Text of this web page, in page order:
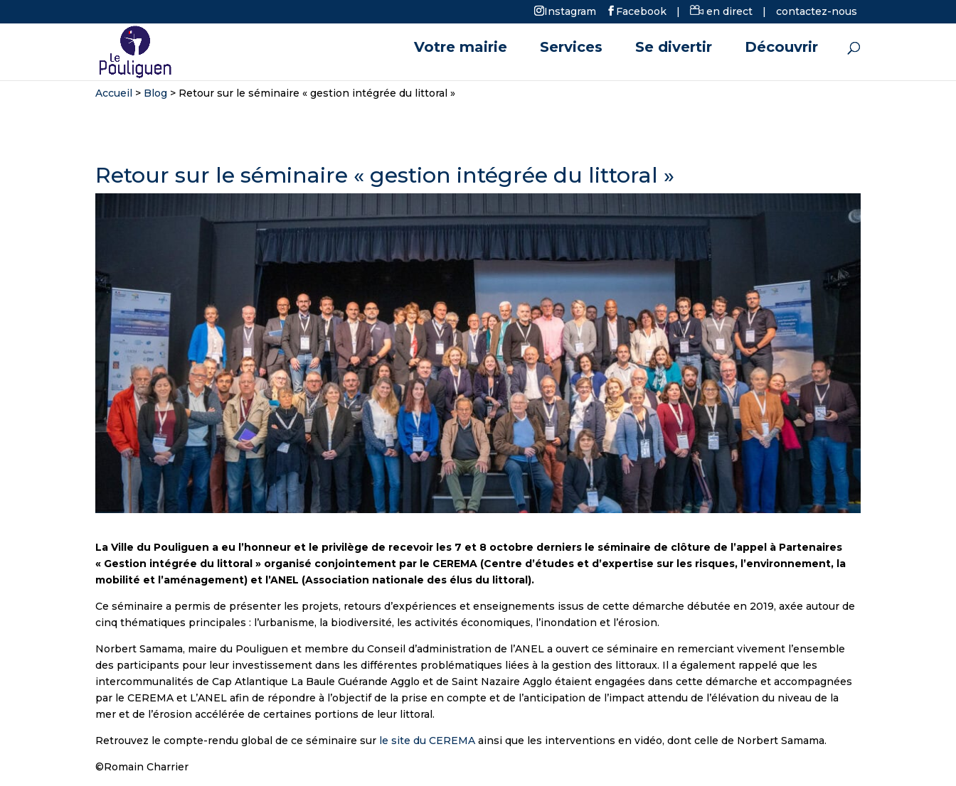
Instagram Facebook | en direct | contactez-nous
Votre mairie Services Se divertir Découvrir
Accueil > Blog > Retour sur le séminaire « gestion intégrée du littoral »
Retour sur le séminaire « gestion intégrée du littoral »
La Ville du Pouliguen a eu l’honneur et le privilège de recevoir les 7 et 8 octobre derniers le séminaire de clôture de l’appel à Partenaires
« Gestion intégrée du littoral » organisé conjointement par le CEREMA (Centre d’études et d’expertise sur les risques, l’environnement, la
mobilité et l’aménagement) et l’ANEL (Association nationale des élus du littoral).
Ce séminaire a permis de présenter les projets, retours d’expériences et enseignements issus de cette démarche débutée en 2019, axée autour de
cinq thématiques principales : l’urbanisme, la biodiversité, les activités économiques, l’inondation et l’érosion.
Norbert Samama, maire du Pouliguen et membre du Conseil d’administration de l’ANEL a ouvert ce séminaire en remerciant vivement l’ensemble
des participants pour leur investissement dans les différentes problématiques liées à la gestion des littoraux. Il a également rappelé que les
intercommunalités de Cap Atlantique La Baule Guérande Agglo et de Saint Nazaire Agglo étaient engagées dans cette démarche et accompagnées
par le CEREMA et L’ANEL afin de répondre à l’objectif de la prise en compte et de l’anticipation de l’impact attendu de l’élévation du niveau de la
mer et de l’érosion accélérée de certaines portions de leur littoral.
Retrouvez le compte-rendu global de ce séminaire sur le site du CEREMA ainsi que les interventions en vidéo, dont celle de Norbert Samama.
©Romain Charrier